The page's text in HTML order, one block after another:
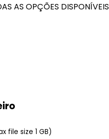
AS OPÇÕES DISPONÍVEIS
file size 1 GB)